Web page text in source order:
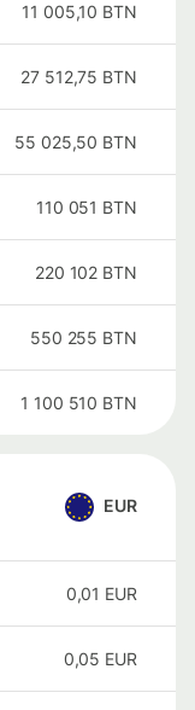
11 005,10 BTN
27 512,75 BTN
55 025,50 BTN
110 051 BTN
220 102 BTN
550 255 BTN
1 100 510 BTN
EUR
0,01 EUR
0,05 EUR